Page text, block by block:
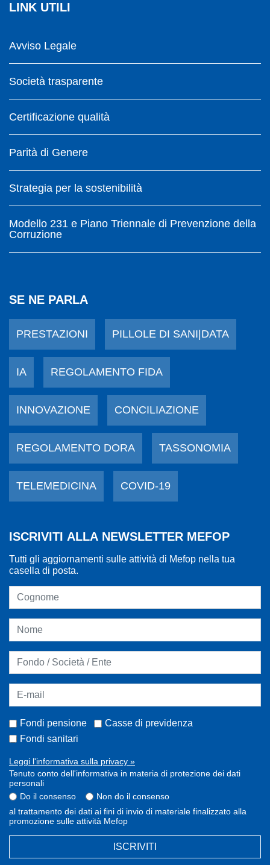
LINK UTILI
Avviso Legale
Società trasparente
Certificazione qualità
Parità di Genere
Strategia per la sostenibilità
Modello 231 e Piano Triennale di Prevenzione della
Corruzione
SE NE PARLA
PRESTAZIONI PILLOLE DI SANI|DATA
IA REGOLAMENTO FIDA
INNOVAZIONE CONCILIAZIONE
REGOLAMENTO DORA TASSONOMIA
TELEMEDICINA COVID-19
ISCRIVITI ALLA NEWSLETTER MEFOP
Tutti gli aggiornamenti sulle attività di Mefop nella tua
casella di posta.
Fondi pensione
Casse di previdenza
Fondi sanitari
Leggi l'informativa sulla privacy »
Tenuto conto dell'informativa in materia di protezione dei dati
personali
Do il consenso
Non do il consenso
al trattamento dei dati ai fini di invio di materiale finalizzato alla
promozione sulle attività Mefop
ISCRIVITI